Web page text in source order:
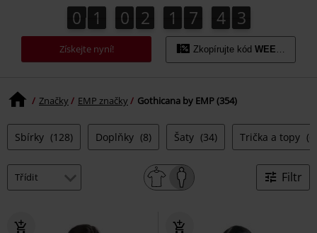
pro
hráče,
Alternativní
móda
0
0 1
1 0
0 2
2 1
1 7
7 4
4 0
1
0
2
1
Získejte nyní! Zkopírujte kód WEEKEND
Značky EMP značky Gothicana by EMP (354)
Sbírky (128) Doplňky (8) Šaty (34) Trička a topy
Filtr